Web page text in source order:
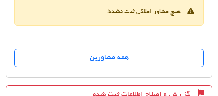
هیچ مشاور املاکی ثبت نشده!
همه مشاورین
گزارش و اصلاح اطلاعات ثبت شده